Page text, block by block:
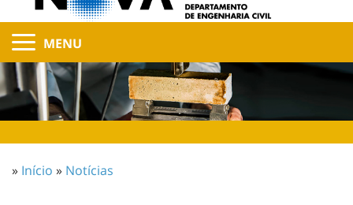
MENU
» Início » Notícias